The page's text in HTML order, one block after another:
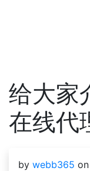
给大家
在线代
by webb365